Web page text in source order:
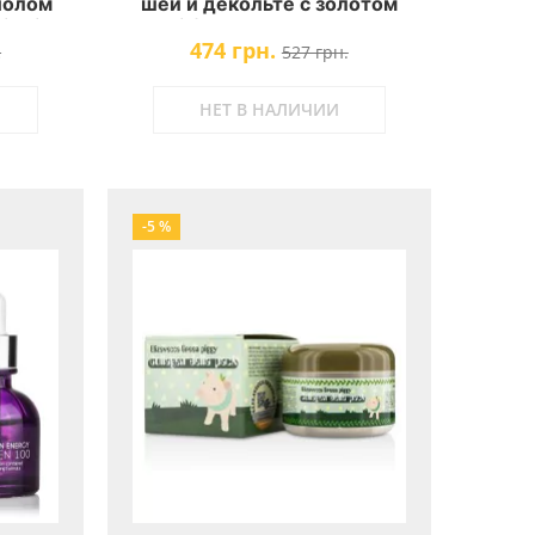
Petitfee Gold Neck Cream
474 грн. 527 грн.
НЕТ В НАЛИЧИИ
-5 %